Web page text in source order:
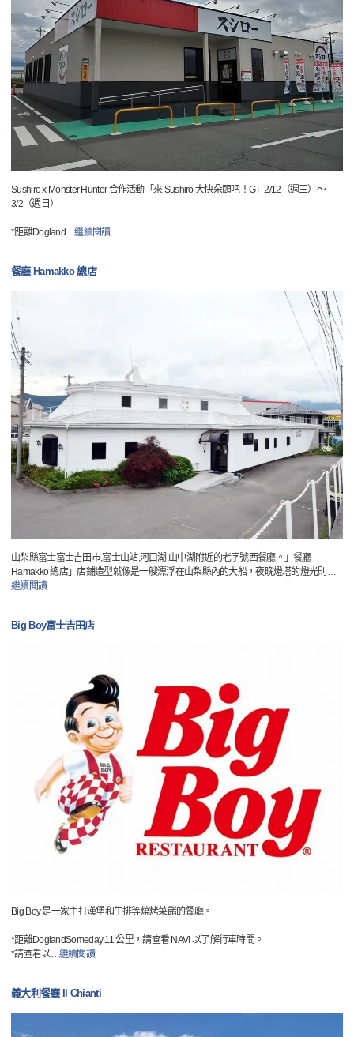
Sushiro x Monster Hunter 合作活動「來 Sushiro 大快朵頤吧！G」2/12（週三）～
3/2（週日）
*距離Dogland…繼續閱讀
餐廳 Hamakko 總店
山梨縣富士富士吉田市,富士山站,河口湖,山中湖附近的老字號西餐廳。」餐廳
Hamakko 總店」店鋪造型就像是一艘漂浮在山梨縣內的大船，夜晚燈塔的燈光則 …
繼續閱讀
Big Boy富士吉田店
Big Boy 是一家主打漢堡和牛排等燒烤菜餚的餐廳。
*距離DoglandSomeday 11 公里，請查看 NAVI 以了解行車時間。
*請查看以…繼續閱讀
義大利餐廳 Il Chianti